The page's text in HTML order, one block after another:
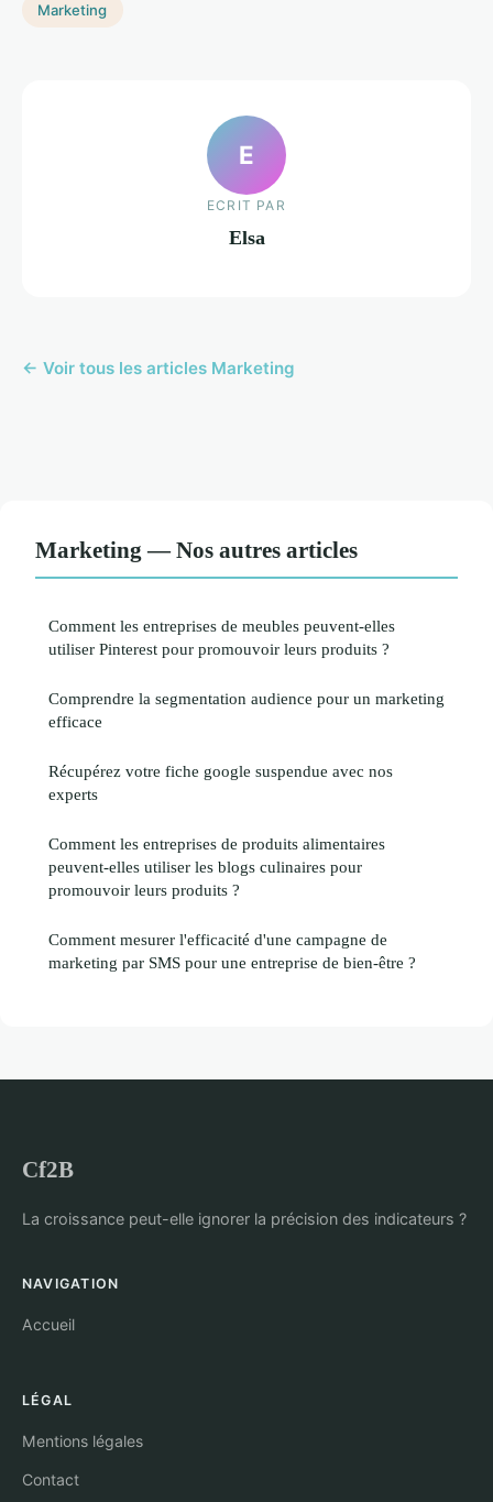
Marketing
E
ECRIT PAR
Elsa
← Voir tous les articles Marketing
Marketing — Nos autres articles
Comment les entreprises de meubles peuvent-elles
utiliser Pinterest pour promouvoir leurs produits ?
Comprendre la segmentation audience pour un marketing
efficace
Récupérez votre fiche google suspendue avec nos
experts
Comment les entreprises de produits alimentaires
peuvent-elles utiliser les blogs culinaires pour
promouvoir leurs produits ?
Comment mesurer l'efficacité d'une campagne de
marketing par SMS pour une entreprise de bien-être ?
Cf2B
La croissance peut-elle ignorer la précision des indicateurs ?
NAVIGATION
Accueil
LÉGAL
Mentions légales
Contact